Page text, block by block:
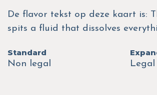
De flavor tekst op deze kaart is:
spits a fluid that dissolves
Standard
Non legal
Legal